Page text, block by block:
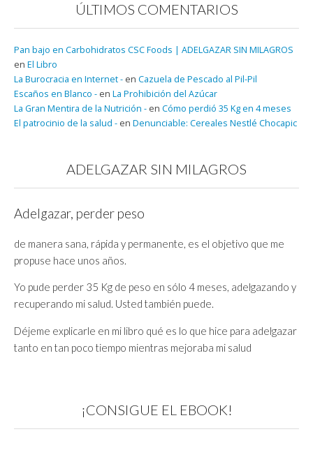
ÚLTIMOS COMENTARIOS
Pan bajo en Carbohidratos CSC Foods | ADELGAZAR SIN MILAGROS
en El Libro
La Burocracia en Internet - en Cazuela de Pescado al Pil-Pil
Escaños en Blanco - en La Prohibición del Azúcar
La Gran Mentira de la Nutrición - en Cómo perdió 35 Kg en 4 meses
El patrocinio de la salud - en Denunciable: Cereales Nestlé Chocapic
ADELGAZAR SIN MILAGROS
Adelgazar, perder peso
de manera sana, rápida y permanente, es el objetivo que me
propuse hace unos años.
Yo pude perder 35 Kg de peso en sólo 4 meses, adelgazando y
recuperando mi salud. Usted también puede.
Déjeme explicarle en mi libro qué es lo que hice para adelgazar
tanto en tan poco tiempo mientras mejoraba mi salud
¡CONSIGUE EL EBOOK!